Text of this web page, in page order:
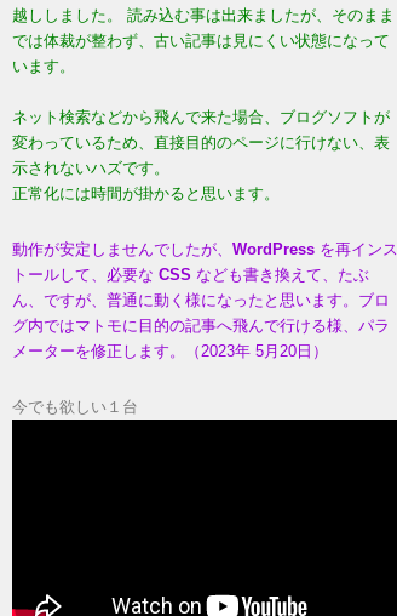
越ししました。 読み込む事は出来ましたが、そのまま
では体裁が整わず、古い記事は見にくい状態になって
います。
ネット検索などから飛んで来た場合、ブログソフトが
変わっているため、直接目的のページに行けない、表
示されないハズです。
正常化には時間が掛かると思います。
動作が安定しませんでしたが、 WordPress を再インス
トールして、必要な CSS なども書き換えて、たぶ
ん、ですが、普通に動く様になったと思います。ブロ
グ内ではマトモに目的の記事へ飛んで行ける様、パラ
メーターを修正します。（2023年 5月20日）
今でも欲しい１台